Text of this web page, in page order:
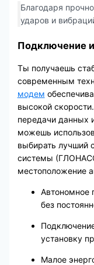
Благодаря
ударов и
Подключение
Ты получаешь
современным
модем
высокой
передачи данных
можешь
выбирать лучший
системы
местоположение
Автономное
без
установку
Малое